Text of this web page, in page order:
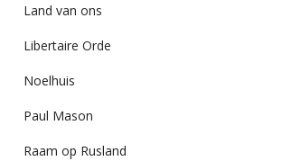
Land van ons
Libertaire Orde
Noelhuis
Paul Mason
Raam op Rusland